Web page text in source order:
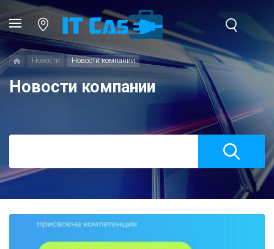
Новости Новости компании
Новости компании